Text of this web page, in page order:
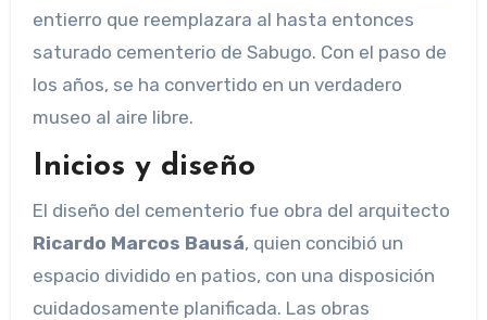
entierro que reemplazara al hasta entonces
saturado cementerio de Sabugo. Con el paso de
los años, se ha convertido en un verdadero
museo al aire libre.
Inicios y diseño
El diseño del cementerio fue obra del arquitecto
Ricardo Marcos Bausá, quien concibió un
espacio dividido en patios, con una disposición
cuidadosamente planificada. Las obras